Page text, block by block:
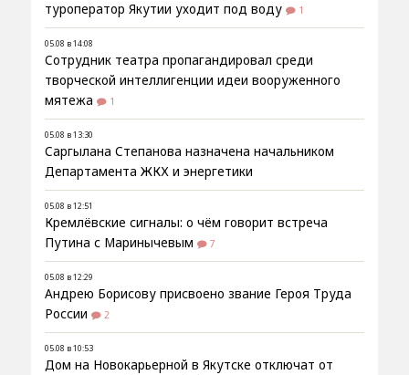
туроператор Якутии уходит под воду
1
05.08 в 14:08
Сотрудник театра пропагандировал среди
творческой интеллигенции идеи вооруженного
мятежа
1
05.08 в 13:30
Саргылана Степанова назначена начальником
Департамента ЖКХ и энергетики
05.08 в 12:51
Кремлёвские сигналы: о чём говорит встреча
Путина с Маринычевым
7
05.08 в 12:29
Андрею Борисову присвоено звание Героя Труда
России
2
05.08 в 10:53
Дом на Новокарьерной в Якутске отключат от